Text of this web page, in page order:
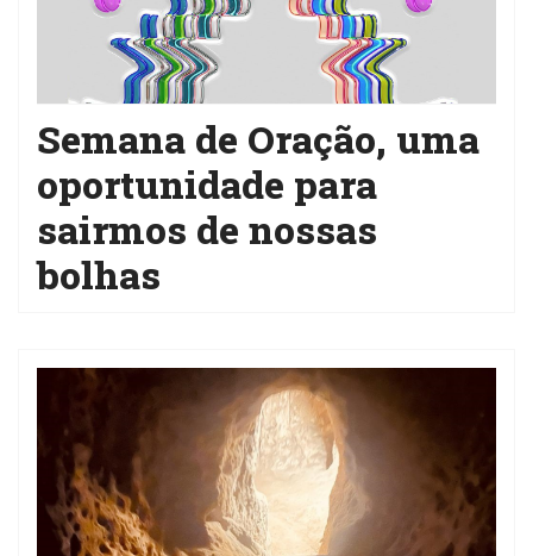
Semana de Oração, uma
oportunidade para
sairmos de nossas
bolhas